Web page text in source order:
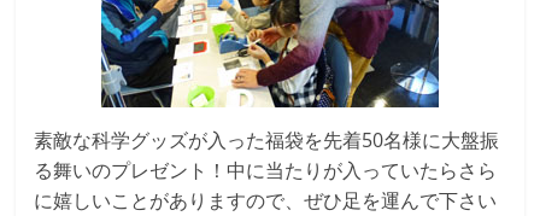
素敵な科学グッズが入った福袋を先着50名様に大盤振
る舞いのプレゼント！中に当たりが入っていたらさら
に嬉しいことがありますので、ぜひ足を運んで下さい